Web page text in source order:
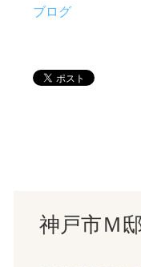
ブログ
神戸市Ｍ